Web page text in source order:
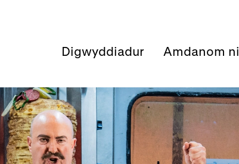
Digwyddiadur Amdanom ni